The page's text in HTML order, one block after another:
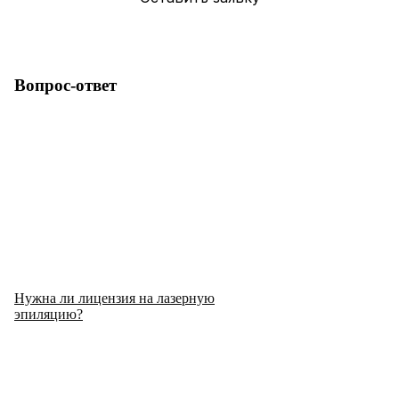
Вопрос-ответ
Нужна ли лицензия на лазерную
эпиляцию?